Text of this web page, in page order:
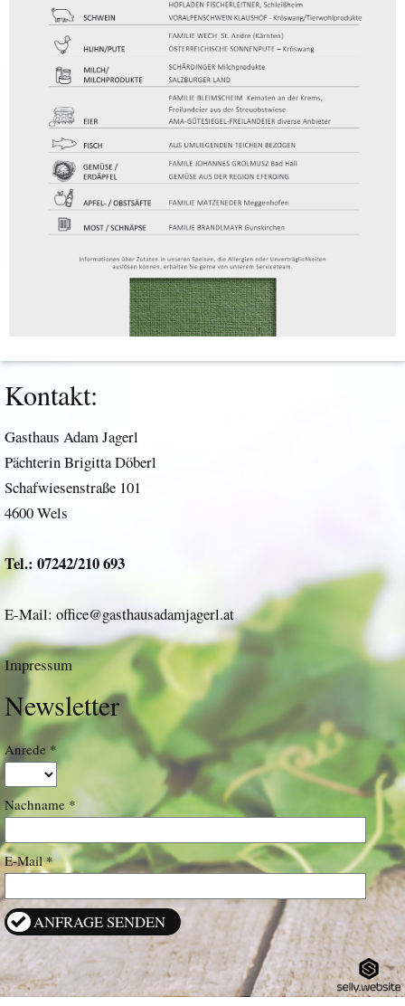
Kontakt:
Gasthaus Adam Jagerl
Pächterin Brigitta Döberl
Schafwiesenstraße 101
4600 Wels
Tel.: 07242/210 693
E-Mail: office@gasthausadamjagerl.at
Impressum
Newsletter
Anrede
Nachname
E-Mail
ANFRAGE SENDEN